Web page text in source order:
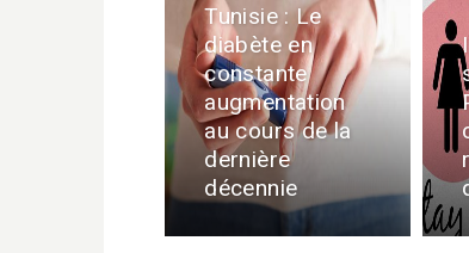
Tunisie : Le
diabète en
constante
augmentation
au cours de la
dernière
décennie